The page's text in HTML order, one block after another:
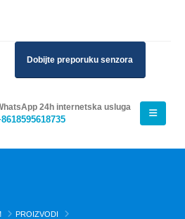
Dobijte preporuku senzora
24h internetska usluga
PROIZVODI